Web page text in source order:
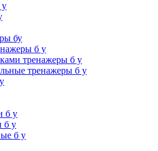
бу
б у
тренажеры б у
тренажеры б у
б у
б у
б у